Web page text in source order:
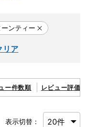
ンティー
リア
ー件数順 レビュー評価順
表示切替：